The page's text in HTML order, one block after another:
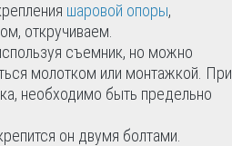
шаровой опоры,
откручиваем.
съемник, но можно
молотком или монтажкой. При
необходимо быть предельно
он двумя болтами.